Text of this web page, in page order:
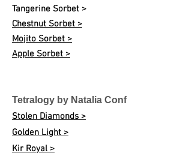
Tangerine Sorbet >
Chestnut Sorbet >
Mojito Sorbet >
Apple Sorbet >
Tetralogy by Natalia Conf
Stolen Diamonds >
Golden Light >
Kir Royal >